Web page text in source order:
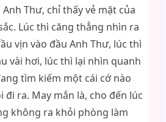
Thư, chỉ thấy vẻ mặt của
Lúc thì căng thẳng nhìn ra
vịn vào đầu Anh Thư, lúc thì
vài hơi, lúc thì lại nhìn quanh
tìm kiếm một cái cớ nào
ra. May mắn là, cho đến lúc
không ra khỏi phòng làm